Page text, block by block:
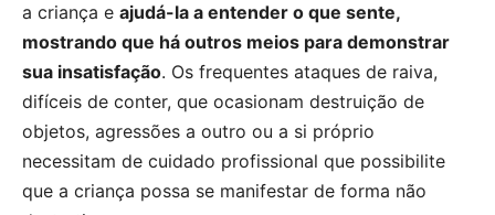
a criança e ajudá-la a entender o que sente,
mostrando que há outros meios para demonstrar
sua insatisfação. Os frequentes ataques de raiva,
difíceis de conter, que ocasionam destruição de
objetos, agressões a outro ou a si próprio
necessitam de cuidado profissional que possibilite
que a criança possa se manifestar de forma não